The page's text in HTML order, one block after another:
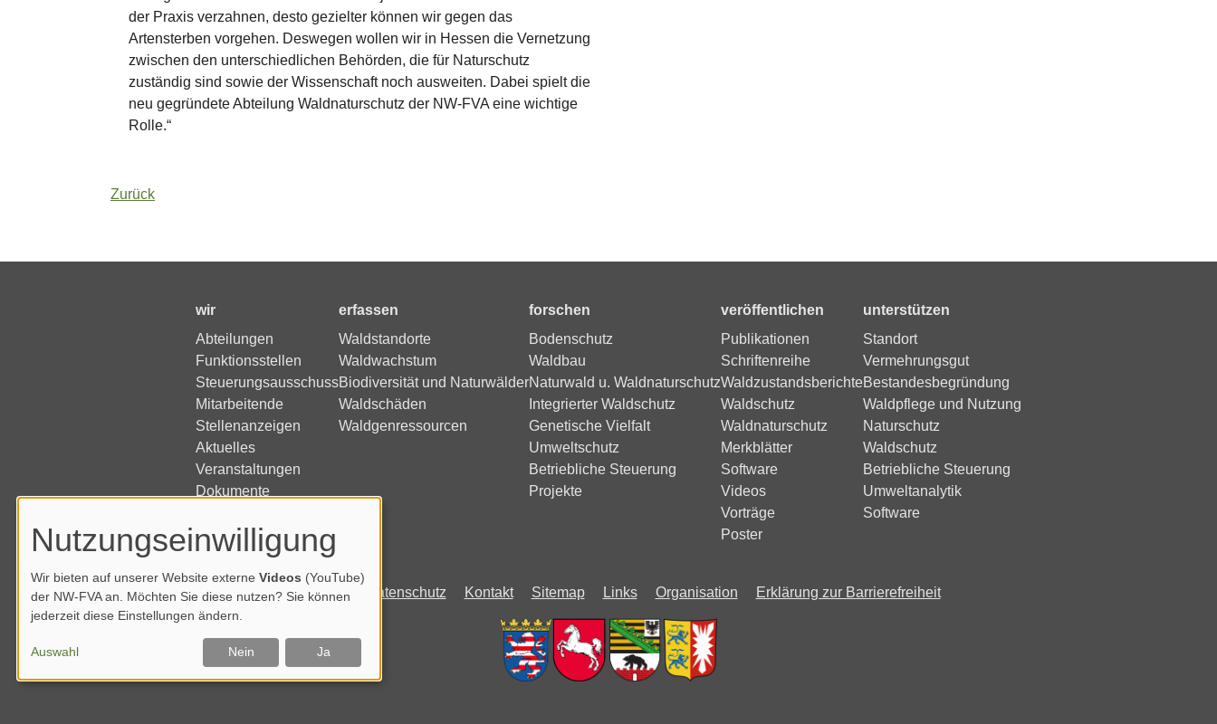
der Praxis verzahnen, desto gezielter können wir gegen das
Artensterben vorgehen. Deswegen wollen wir in Hessen die Vernetzung
zwischen den unterschiedlichen Behörden, die für Naturschutz
zuständig sind sowie der Wissenschaft noch ausweiten. Dabei spielt die
neu gegründete Abteilung Waldnaturschutz der NW-FVA eine wichtige
Rolle.“
Zurück
wir
Abteilungen
Funktionsstellen
Steuerungsausschuss
Mitarbeitende
Stellenanzeigen
Aktuelles
Veranstaltungen
Dokumente
erfassen
Waldstandorte
Waldwachstum
Biodiversität und Naturwälder
Waldschäden
Waldgenressourcen
forschen
Bodenschutz
Waldbau
Naturwald u. Waldnaturschutz
Integrierter Waldschutz
Genetische Vielfalt
Umweltschutz
Betriebliche Steuerung
Projekte
veröffentlichen
Publikationen
Schriftenreihe
Waldzustandsberichte
Waldschutz
Waldnaturschutz
Merkblätter
Software
Videos
Vorträge
Poster
unterstützen
Standort
Vermehrungsgut
Bestandesbegründung
Waldpflege und Nutzung
Naturschutz
Waldschutz
Betriebliche Steuerung
Umweltanalytik
Software
Impressum Datenschutz Kontakt Sitemap Links Organisation Erklärung zur Barrierefreiheit
Nutzungseinwilligung
Wir bieten auf unserer Website externe Videos (YouTube)
der NW-FVA an. Möchten Sie diese nutzen? Sie können
jederzeit diese Einstellungen ändern.
Auswahl Nein Ja